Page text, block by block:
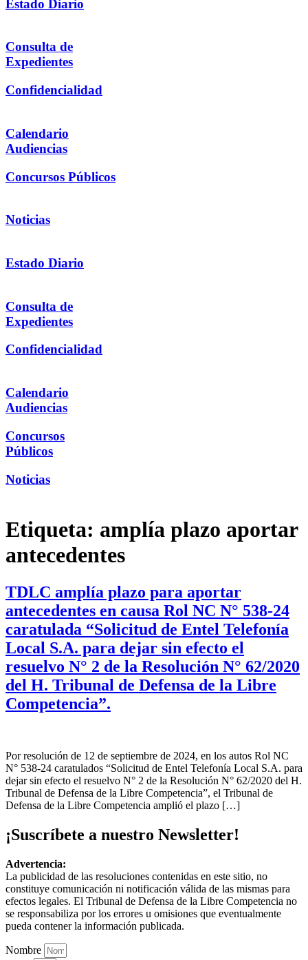
Estado Diario
Consulta de
Expedientes
Confidencialidad
Calendario
Audiencias
Concursos Públicos
Noticias
Estado Diario
Consulta de
Expedientes
Confidencialidad
Calendario
Audiencias
Concursos
Públicos
Noticias
Etiqueta: amplía plazo aportar
antecedentes
TDLC amplía plazo para aportar
antecedentes en causa Rol NC N° 538-24
caratulada “Solicitud de Entel Telefonía
Local S.A. para dejar sin efecto el
resuelvo N° 2 de la Resolución N° 62/2020
del H. Tribunal de Defensa de la Libre
Competencia”.
Por resolución de 12 de septiembre de 2024, en los autos Rol NC
N° 538-24 caratulados “Solicitud de Entel Telefonía Local S.A. para
dejar sin efecto el resuelvo N° 2 de la Resolución N° 62/2020 del H.
Tribunal de Defensa de la Libre Competencia”, el Tribunal de
Defensa de la Libre Competencia amplió el plazo […]
¡Suscríbete a nuestro Newsletter!
Advertencia:
La publicidad de las resoluciones contenidas en este sitio, no
constituye comunicación ni notificación válida de las mismas para
efectos legales. El Tribunal de Defensa de la Libre Competencia no
se responsabiliza por los errores u omisiones que eventualmente
pueda contener la información publicada.
Nombre